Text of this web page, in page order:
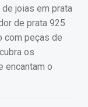
joias em prata
de prata 925
com peças de
os
encantam o